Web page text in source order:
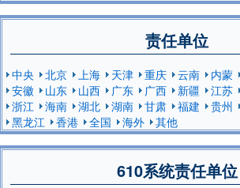
责任单位
中央 北京 上海 天津 重庆 云南 内蒙
安徽
山东 山西 广东 广西 新疆 江苏
浙江
海南 湖北 湖南 甘肃 福建 贵州
黑龙江
香港 全国 海外 其他
610系统责任单位